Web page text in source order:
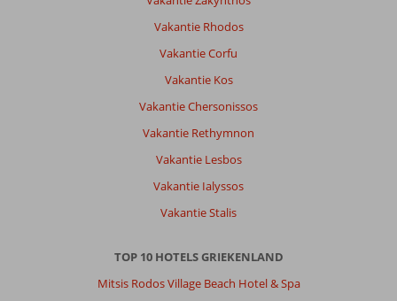
Vakantie Rhodos
Vakantie Corfu
Vakantie Kos
Vakantie Chersonissos
Vakantie Rethymnon
Vakantie Lesbos
Vakantie Ialyssos
Vakantie Stalis
TOP 10 HOTELS GRIEKENLAND
Mitsis Rodos Village Beach Hotel & Spa